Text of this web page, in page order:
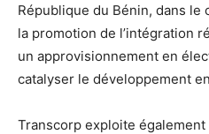
République du Bénin, dans le
la promotion de l’intégration
un approvisionnement en
catalyser le développement
Transcorp exploite également